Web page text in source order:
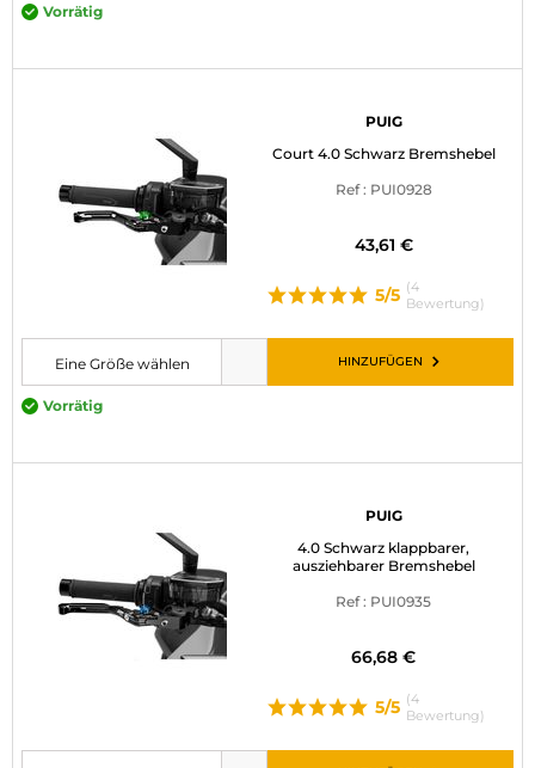
Vorrätig
PUIG
Court 4.0 Schwarz Bremshebel
Ref : PUI0928
43,61 €
5/5 (4
Bewertung)
Bitte wählen Sie eine Größe, bevor Sie den Artikel in den Warenkorb
Eine Größe wählen
Vorrätig
HINZUFÜGEN
PUIG
4.0 Schwarz klappbarer,
ausziehbarer Bremshebel
Ref : PUI0935
66,68 €
5/5 (4
Bewertung)